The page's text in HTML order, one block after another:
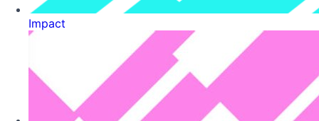
Impact